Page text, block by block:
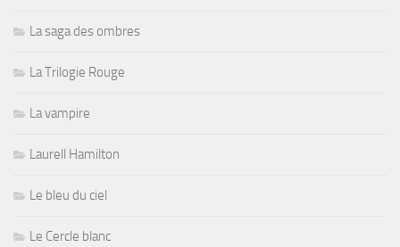
La saga des ombres
La Trilogie Rouge
La vampire
Laurell Hamilton
Le bleu du ciel
Le Cercle blanc